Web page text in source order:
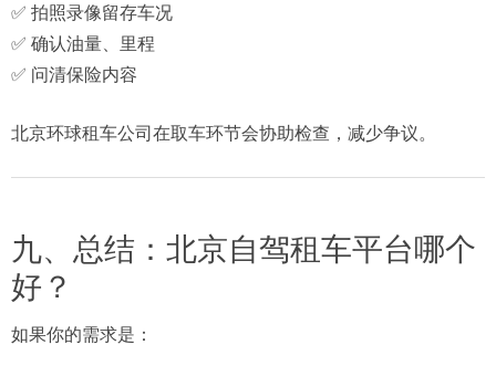
✅ 拍照录像留存车况
✅ 确认油量、里程
✅ 问清保险内容
北京环球租车公司在取车环节会协助检查，减少争议。
九、总结：北京自驾租车平台哪个
好？
如果你的需求是：